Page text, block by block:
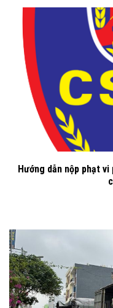
Hướng dẫn nộp phạt